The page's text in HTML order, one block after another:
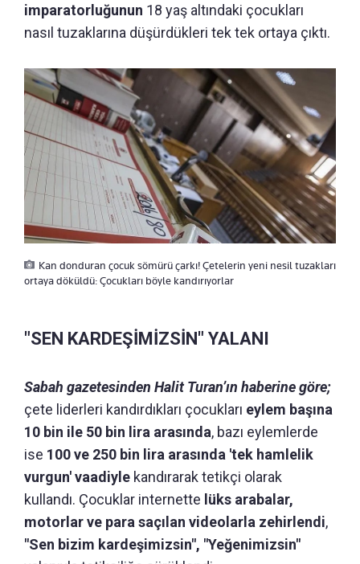
imparatorluğunun 18 yaş altındaki çocukları
nasıl tuzaklarına düşürdükleri tek tek ortaya çıktı.
Kan donduran çocuk sömürü çarkı! Çetelerin yeni nesil tuzakları
ortaya döküldü: Çocukları böyle kandırıyorlar
"SEN KARDEŞİMİZSİN" YALANI
Sabah gazetesinden Halit Turan’ın haberine göre;
çete liderleri kandırdıkları çocukları eylem başına
10 bin ile 50 bin lira arasında, bazı eylemlerde
ise 100 ve 250 bin lira arasında 'tek hamlelik
vurgun' vaadiyle kandırarak tetikçi olarak
kullandı. Çocuklar internette lüks arabalar,
motorlar ve para saçılan videolarla zehirlendi,
"Sen bizim kardeşimizsin", "Yeğenimizsin"